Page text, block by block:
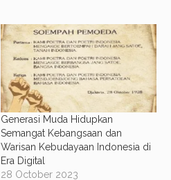
Generasi Muda Hidupkan
Semangat Kebangsaan dan
Warisan Kebudayaan Indonesia di
Era Digital
28 October 2023